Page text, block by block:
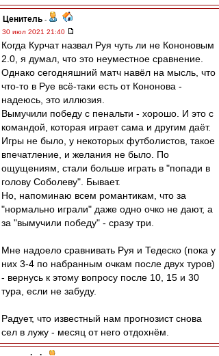
Ценитель -
30 июл 2021 21:40
Когда Курчат назвал Руя чуть ли не Кононовым
2.0, я думал, что это неуместное сравнение.
Однако сегодняшний матч навёл на мысль, что
что-то в Руе всё-таки есть от Кононова -
надеюсь, это иллюзия.
Вымучили победу с пенальти - хорошо. И это с
командой, которая играет сама и другим даёт.
Игры не было, у некоторых футболистов, такое
впечатление, и желания не было. По
ощущениям, стали больше играть в "попади в
голову Соболеву". Бывает.
Но, напоминаю всем романтикам, что за
"нормально играли" даже одно очко не дают, а
за "вымучили победу" - сразу три.
Мне надоело сравнивать Руя и Тедеско (пока у
них 3-4 по набранным очкам после двух туров)
- вернусь к этому вопросу после 10, 15 и 30
тура, если не забуду.
Радует, что известный нам прогнозист снова
сел в лужу - месяц от него отдохнём.